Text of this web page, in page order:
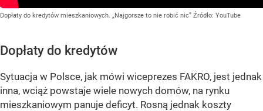
Dopłaty do kredytów mieszkaniowych. „Najgorsze to nie robić nic” Źródło: YouTube
Dopłaty do kredytów
Sytuacja w Polsce, jak mówi wiceprezes FAKRO, jest jednak
inna, wciąż powstaje wiele nowych domów, na rynku
mieszkaniowym panuje deficyt. Rosną jednak koszty